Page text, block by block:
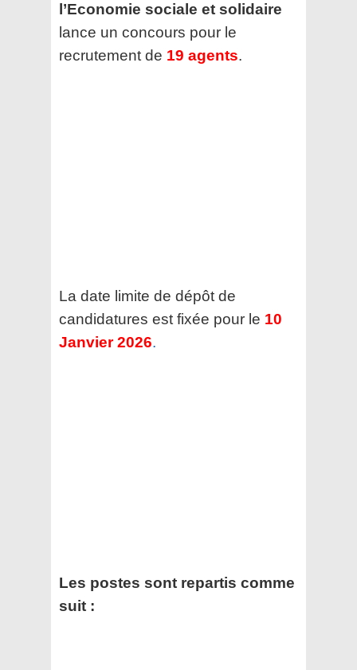
l’Economie sociale et solidaire
lance un concours pour le
recrutement de 19 agents.
La date limite de dépôt de
candidatures est fixée pour le 10
Janvier 2026.
Les postes sont repartis comme
suit :